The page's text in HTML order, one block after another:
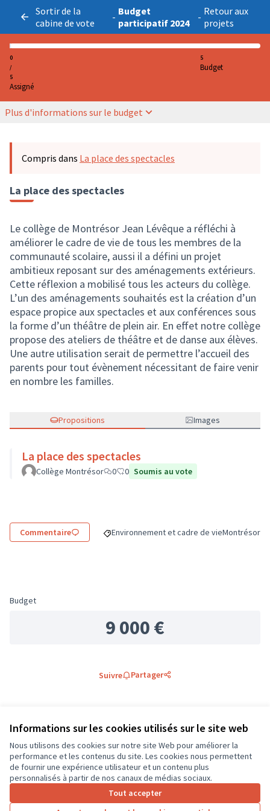
Informations sur les cookies utilisés sur le site web
Nous utilisons des cookies sur notre site Web pour améliorer la
performance et les contenus du site. Les cookies nous permettent
de fournir une expérience utilisateur et un contenu plus
personnalisés à partir de nos canaux de médias sociaux.
Tout accepter
Sortir de la
cabine de vote
- Budget
participatif 2024
- Retour aux
projets
0
/
5
Assigné
5
Budget
Plus d'informations sur le budget
Compris dans La place des spectacles
La place des spectacles
Le collège de Montrésor Jean Lévêque a réfléchi à
améliorer le cadre de vie de tous les membres de la
communauté scolaire, aussi il a défini un projet
ambitieux reposant sur des aménagements extérieurs.
Cette réflexion a mobilisé tous les acteurs du collège.
L’un des aménagements souhaités est la création d’un
espace propice aux spectacles et aux conférences sous
la forme d’un théâtre de plein air. En effet notre collège
propose des ateliers de théâtre et de danse aux élèves.
Une autre utilisation serait de permettre l’accueil des
parents pour tout évènement nécessitant de faire venir
en nombre les familles.
Propositions Images
La place des spectacles
Collège Montrésor 0 0 Soumis au vote
Commentaire Filtrer les résultats de la catégorie :
Environnement et cadre de vieFiltrer les
Montrésor
Budget
9 000 €
Suivre Partager
Les mieux notésLes plus récents
Les plus
anciens
Les plus
débattus
créez un compte
commentaire.